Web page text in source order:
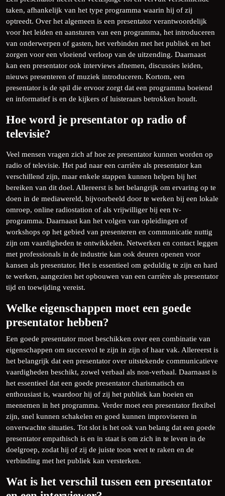
taken, afhankelijk van het type programma waarin hij of zij
optreedt. Over het algemeen is een presentator verantwoordelijk
voor het leiden en aansturen van een programma, het introduceren
van onderwerpen of gasten, het verbinden met het publiek en het
zorgen voor een vloeiend verloop van de uitzending. Daarnaast
kan een presentator ook interviews afnemen, discussies leiden,
nieuws presenteren of muziek introduceren. Kortom, een
presentator is de spil die ervoor zorgt dat een programma boeiend
en informatief is en de kijkers of luisteraars betrokken houdt.
Hoe word je presentator op radio of
televisie?
Veel mensen vragen zich af hoe ze presentator kunnen worden op
radio of televisie. Het pad naar een carrière als presentator kan
verschillend zijn, maar enkele stappen kunnen helpen bij het
bereiken van dit doel. Allereerst is het belangrijk om ervaring op te
doen in de mediawereld, bijvoorbeeld door te werken bij een lokale
omroep, online radiostation of als vrijwilliger bij een tv-
programma. Daarnaast kan het volgen van opleidingen of
workshops op het gebied van presenteren en communicatie nuttig
zijn om vaardigheden te ontwikkelen. Netwerken en contact leggen
met professionals in de industrie kan ook deuren openen voor
kansen als presentator. Het is essentieel om geduldig te zijn en hard
te werken, aangezien het opbouwen van een carrière als presentator
tijd en toewijding vereist.
Welke eigenschappen moet een goede
presentator hebben?
Een goede presentator moet beschikken over een combinatie van
eigenschappen om succesvol te zijn in zijn of haar vak. Allereerst is
het belangrijk dat een presentator over uitstekende communicatieve
vaardigheden beschikt, zowel verbaal als non-verbaal. Daarnaast is
het essentieel dat een goede presentator charismatisch en
enthousiast is, waardoor hij of zij het publiek kan boeien en
meenemen in het programma. Verder moet een presentator flexibel
zijn, snel kunnen schakelen en goed kunnen improviseren in
onverwachte situaties. Tot slot is het ook van belang dat een goede
presentator empathisch is en in staat is om zich in te leven in de
doelgroep, zodat hij of zij de juiste toon weet te raken en de
verbinding met het publiek kan versterken.
Wat is het verschil tussen een presentator